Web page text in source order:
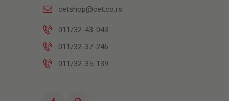
cetshop@cet.co.rs
011/32-43-043
011/32-37-246
011/32-35-139